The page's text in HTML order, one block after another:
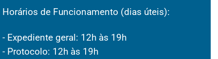
Horários de Funcionamento (dias úteis):
- Expediente geral: 12h às 19h
- Protocolo: 12h às 19h